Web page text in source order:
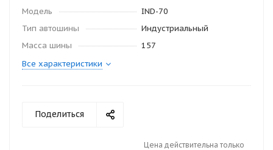
Модель
IND-70
Тип автошины
Индустриальный
Масса шины
157
Все характеристики
Поделиться
Цена действительна только